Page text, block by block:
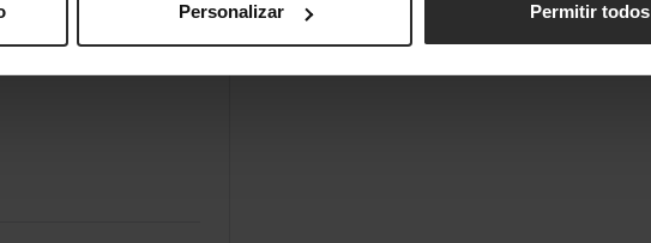
Personalizar Permitir todos